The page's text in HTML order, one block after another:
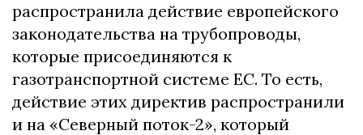
распространила действие европейского
законодательства на трубопроводы,
которые присоединяются к
газотранспортной системе ЕС. То есть,
действие этих директив распространили
и на «Северный поток-2», который